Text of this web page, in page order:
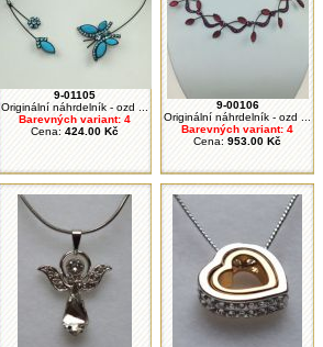
9-01105
Originální náhrdelník - ozd ...
Barevných variant: 4
Cena: 424.00 Kč
9-00106
Originální náhrdelník - ozd ...
Barevných variant: 4
Cena: 953.00 Kč